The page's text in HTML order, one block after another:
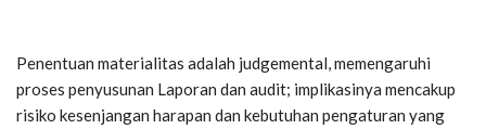
Penentuan materialitas adalah judgemental, memengaruhi
proses penyusunan Laporan dan audit; implikasinya mencakup
risiko kesenjangan harapan dan kebutuhan pengaturan yang